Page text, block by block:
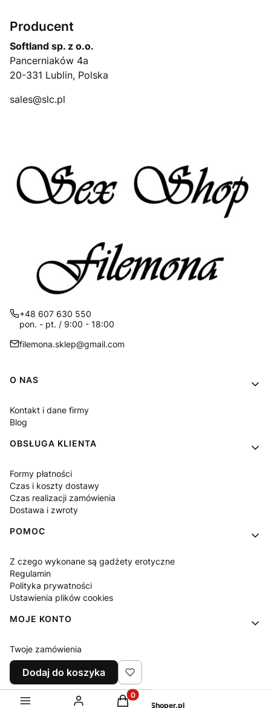
Producent
Softland sp. z o.o.
Pancerniaków 4a
20-331 Lublin, Polska
sales@slc.pl
+48 607 630 550
pon. - pt. / 9:00 - 18:00
filemona.sklep@gmail.com
Linki w stopce
O NAS
Kontakt i dane firmy
Blog
OBSŁUGA KLIENTA
Formy płatności
Czas i koszty dostawy
Czas realizacji zamówienia
Dostawa i zwroty
POMOC
Z czego wykonane są gadżety erotyczne
Regulamin
Polityka prywatności
Ustawienia plików cookies
MOJE KONTO
Twoje zamówienia
Ustawienia konta
Ulubione
Sklep internetowy Shoper.pl
Dodaj do koszyka
Produkty w koszyku: 0. Zobacz